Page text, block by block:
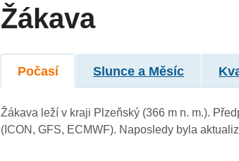
Žákava
Počasí Slunce a Měsíc
Žákava leží v kraji Plzeňský (366 m n. m.).
(ICON, GFS, ECMWF). Naposledy byla